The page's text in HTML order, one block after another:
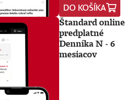
DO KOŠÍKA
Štandard online
predplatné
Denníka N - 6
mesiacov